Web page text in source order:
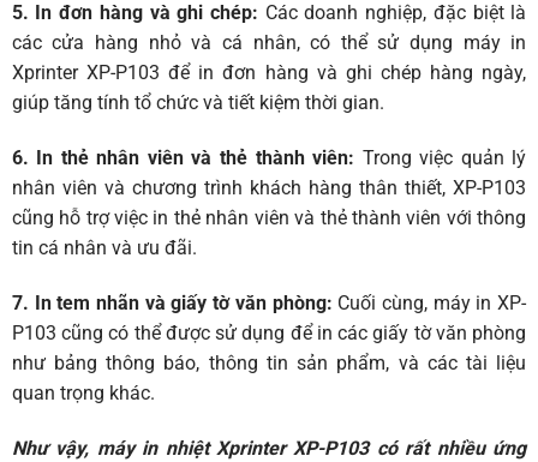
5. In đơn hàng và ghi chép: Các doanh nghiệp, đặc biệt là
các cửa hàng nhỏ và cá nhân, có thể sử dụng máy in
Xprinter XP-P103 để in đơn hàng và ghi chép hàng ngày,
giúp tăng tính tổ chức và tiết kiệm thời gian.
6. In thẻ nhân viên và thẻ thành viên: Trong việc quản lý
nhân viên và chương trình khách hàng thân thiết, XP-P103
cũng hỗ trợ việc in thẻ nhân viên và thẻ thành viên với thông
tin cá nhân và ưu đãi.
7. In tem nhãn và giấy tờ văn phòng: Cuối cùng, máy in XP-
P103 cũng có thể được sử dụng để in các giấy tờ văn phòng
như bảng thông báo, thông tin sản phẩm, và các tài liệu
quan trọng khác.
Như vậy, máy in nhiệt Xprinter XP-P103 có rất nhiều ứng